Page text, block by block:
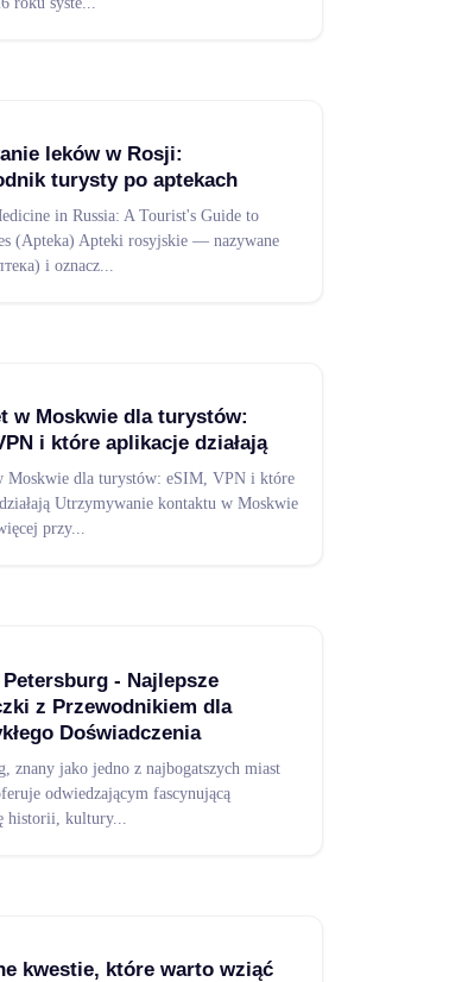
leków w Rosji:
turysty po aptekach
in Russia: A Tourist's Guide to
(Apteka) Apteki rosyjskie — nazywane
i oznacz...
w Moskwie dla turystów:
i które aplikacje działają
Moskwie dla turystów: eSIM, VPN i które
Utrzymywanie kontaktu w Moskwie
przy...
- Najlepsze
z Przewodnikiem dla
Doświadczenia
znany jako jedno z najbogatszych miast
odwiedzającym fascynującą
historii, kultury...
kwestie, które warto wziąć